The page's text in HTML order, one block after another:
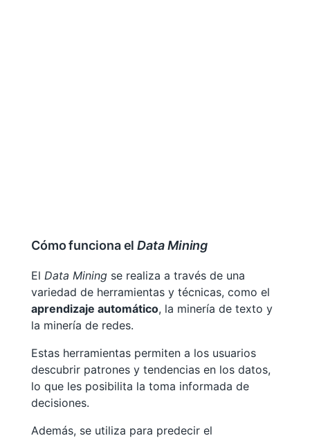
Cómo funciona elData Mining
El Data Miningse realiza a través de una
variedad de herramientas y técnicas, como el
aprendizaje automático, la minería de texto y
la minería de redes.
Estas herramientas permiten a los usuarios
descubrir patrones y tendencias en los datos,
lo que les posibilita la toma informada de
decisiones.
Además, se utiliza para predecir el